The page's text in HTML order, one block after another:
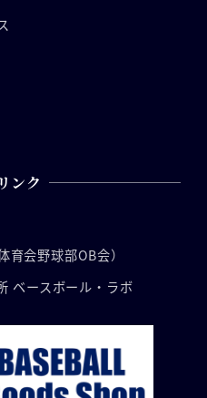
ンク
育会野球部OB会）
ベースボール・ラボ